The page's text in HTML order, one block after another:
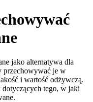
jako alternatywa dla
przechowywać je w
i wartość odżywczą.
tego, w jaki